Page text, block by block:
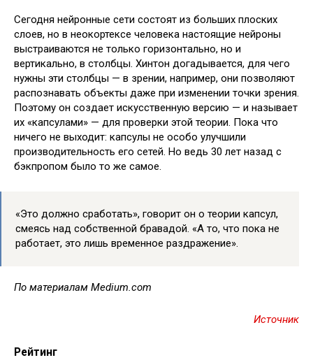
Сегодня нейронные сети состоят из больших плоских
слоев, но в неокортексе человека настоящие нейроны
выстраиваются не только горизонтально, но и
вертикально, в столбцы. Хинтон догадывается, для чего
нужны эти столбцы — в зрении, например, они позволяют
распознавать объекты даже при изменении точки зрения.
Поэтому он создает искусственную версию — и называет
их «капсулами» — для проверки этой теории. Пока что
ничего не выходит: капсулы не особо улучшили
производительность его сетей. Но ведь 30 лет назад с
бэкпропом было то же самое.
«Это должно сработать», говорит он о теории капсул,
смеясь над собственной бравадой. «А то, что пока не
работает, это лишь временное раздражение».
По материалам Medium.com
Источник
Рейтинг